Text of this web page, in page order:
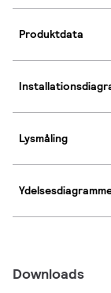
Produktdata
Lysmåling
Downloads